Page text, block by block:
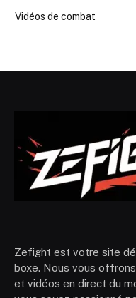
Vidéos de combat
Zefight est votre site
boxe. Nous vous
et vidéos en direct du